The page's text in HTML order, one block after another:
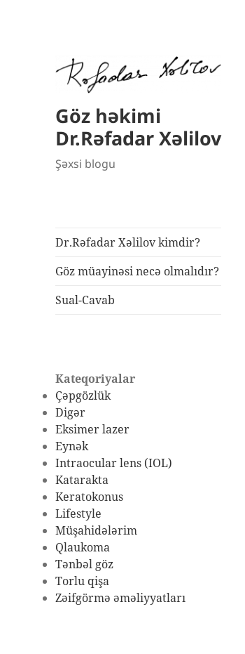
Göz həkimi
Dr.Rəfadar Xəlilov
Şəxsi blogu
Dr.Rəfadar Xəlilov kimdir?
Göz müayinəsi necə olmalıdır?
Sual-Cavab
Kateqoriyalar
Çəpgözlük
Digər
Eksimer lazer
Eynək
Intraocular lens (IOL)
Katarakta
Keratokonus
Lifestyle
Müşahidələrim
Qlaukoma
Tənbəl göz
Torlu qişa
Zəifgörmə əməliyyatları